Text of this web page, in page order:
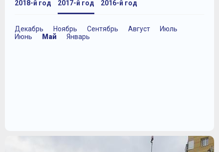
2018-й год 2017-й год
Декабрь Ноябрь Сентябрь Август
Июль
Июнь
Май Январь
2016-й год